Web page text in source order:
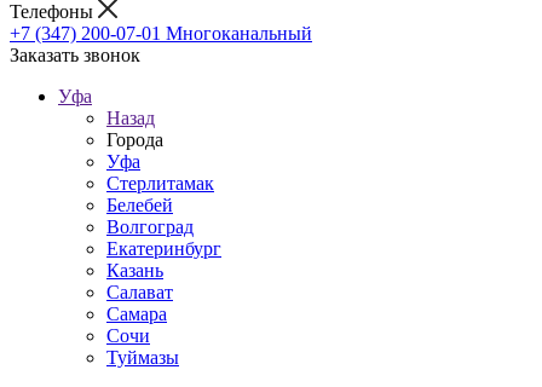
Телефоны
+7 (347) 200-07-01 Многоканальный
Заказать звонок
Уфа
Назад
Города
Уфа
Стерлитамак
Белебей
Волгоград
Екатеринбург
Казань
Салават
Самара
Сочи
Туймазы